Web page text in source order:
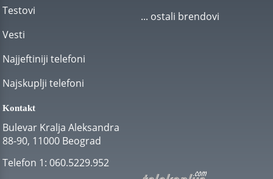
Testovi
Vesti
Najjeftiniji telefoni
Najskuplji telefoni
... ostali brendovi
Kontakt
Bulevar Kralja Aleksandra
88-90, 11000 Beograd
Telefon 1: 060.5229.952